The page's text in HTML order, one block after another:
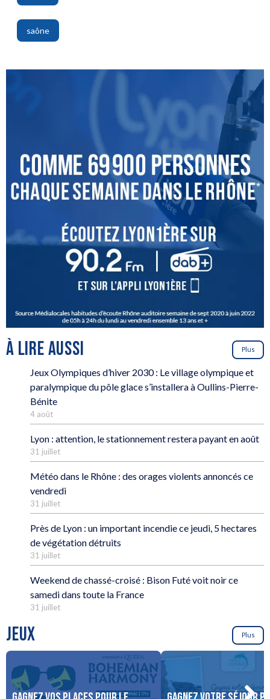
,
saône
À LIRE AUSSI Plus
Jeux Olympiques d’hiver 2030 : Le village olympique et
paralympique du pôle glace s’installera à Oullins-Pierre-
Bénite
4 août
Lyon : attention, le stationnement restera payant en août
31 juillet
Météo dans le Rhône : des orages violents annoncés ce
vendredi
31 juillet
Près de Lyon : un important incendie ce jeudi, 5 hectares
de végétation détruits
31 juillet
Weekend de chassé-croisé : Bison Futé voit noir ce
samedi dans toute la France
31 juillet
JEUX Plus